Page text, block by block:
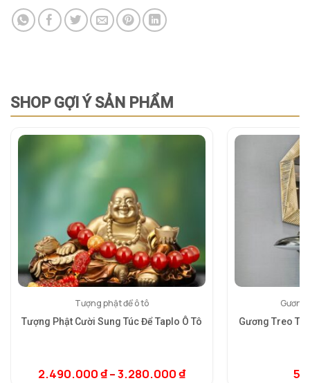
SHOP GỢI Ý SẢN PHẨM
Tượng phật để ô tô
Tượng Phật Cười Sung Túc Để Taplo Ô Tô
2.490.000₫–3.280.000₫
Gương Treo